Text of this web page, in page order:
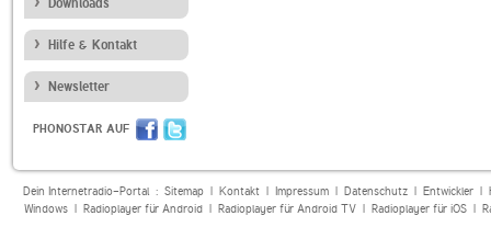
Downloads
Hilfe & Kontakt
Newsletter
PHONOSTAR AUF
Dein Internetradio-Portal : Sitemap| Kontakt| Impressum| Datenschutz| Entwickler|
Windows| Radioplayer für Android| Radioplayer für Android TV| Radioplayer für iOS|